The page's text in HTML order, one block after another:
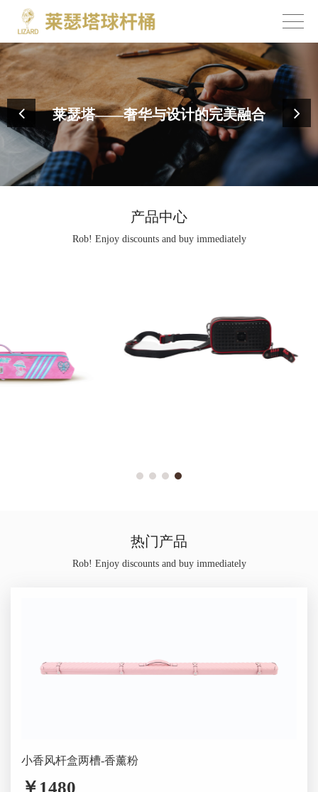
莱瑟塔——奢华与设计的完美融合
产品中心
Rob! Enjoy discounts and buy immediately
热门产品
Rob! Enjoy discounts and buy immediately
小香风杆盒两槽-香薰粉
￥1480